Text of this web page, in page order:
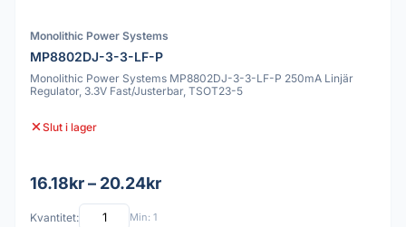
Monolithic Power Systems
MP8802DJ-3-3-LF-P
Monolithic Power Systems MP8802DJ-3-3-LF-P 250mA Linjär
Regulator, 3.3V Fast/Justerbar, TSOT23-5
Slut i lager
16.18kr – 20.24kr
Kvantitet: Min: 1